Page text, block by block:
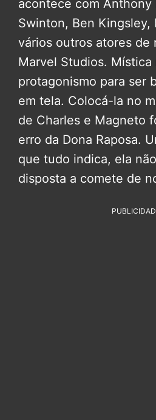
acontece com Anthony
Swinton, Ben Kingsley,
vários outros atores de
Marvel Studios. Mística
protagonismo para ser
em tela. Colocá-la no
de Charles e Magneto
erro da Dona Raposa.
que tudo indica, ela
disposta a comete de